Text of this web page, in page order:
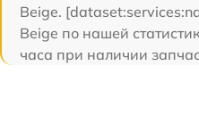
Beige.
Beige по нашей
часа при наличии